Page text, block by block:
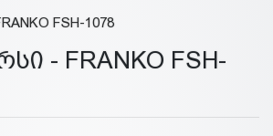
- FRANKO FSH-